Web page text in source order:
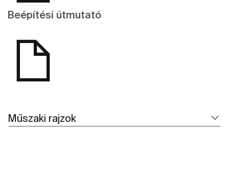
Beépítési útmutató
Műszaki rajzok